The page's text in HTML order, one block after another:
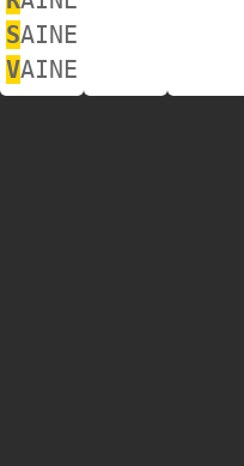
SAINE
VAINE